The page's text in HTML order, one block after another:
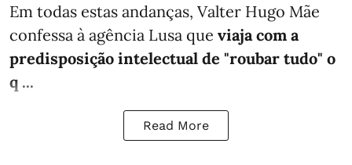
Em todas estas andanças, Valter Hugo Mãe
confessa à agência Lusa que viaja com a
predisposição intelectual de "roubar tudo" o
q ...
Read More